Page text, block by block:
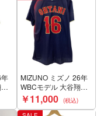
B
MIZUNO ミズノ 26年
WBCモデル 大谷翔平
SIZE L Bランク
￥11,000